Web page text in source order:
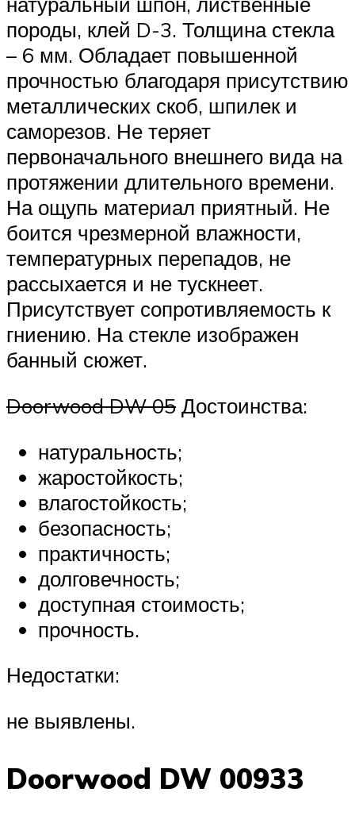
породы, клей D-3. Толщина стекла
– 6 мм. Обладает повышенной
прочностью благодаря присутствию
металлических скоб, шпилек и
саморезов. Не теряет
первоначального внешнего вида на
протяжении длительного времени.
На ощупь материал приятный. Не
боится чрезмерной влажности,
температурных перепадов, не
рассыхается и не тускнеет.
Присутствует сопротивляемость к
гниению. На стекле изображен
банный сюжет.
Doorwood DW 05 Достоинства:
натуральность;
жаростойкость;
влагостойкость;
безопасность;
практичность;
долговечность;
доступная стоимость;
прочность.
Недостатки:
не выявлены.
Doorwood DW 00933